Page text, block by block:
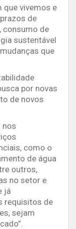
que vivemos e
de
consumo de
sustentável
que
por novas
de novos
nos
como o
de água
outros,
no setor e
já
requisitos de
sejam